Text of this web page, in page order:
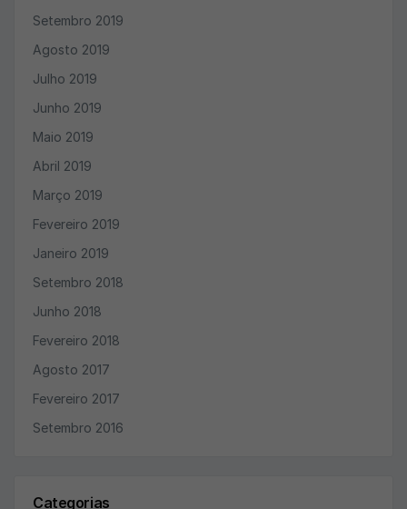
Setembro 2019
Agosto 2019
Julho 2019
Junho 2019
Maio 2019
Abril 2019
Março 2019
Fevereiro 2019
Janeiro 2019
Setembro 2018
Junho 2018
Fevereiro 2018
Agosto 2017
Fevereiro 2017
Setembro 2016
Categorias